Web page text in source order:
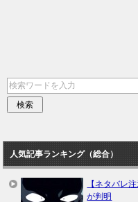
人気記事ランキング（総合）
【ネタバレ
が判明